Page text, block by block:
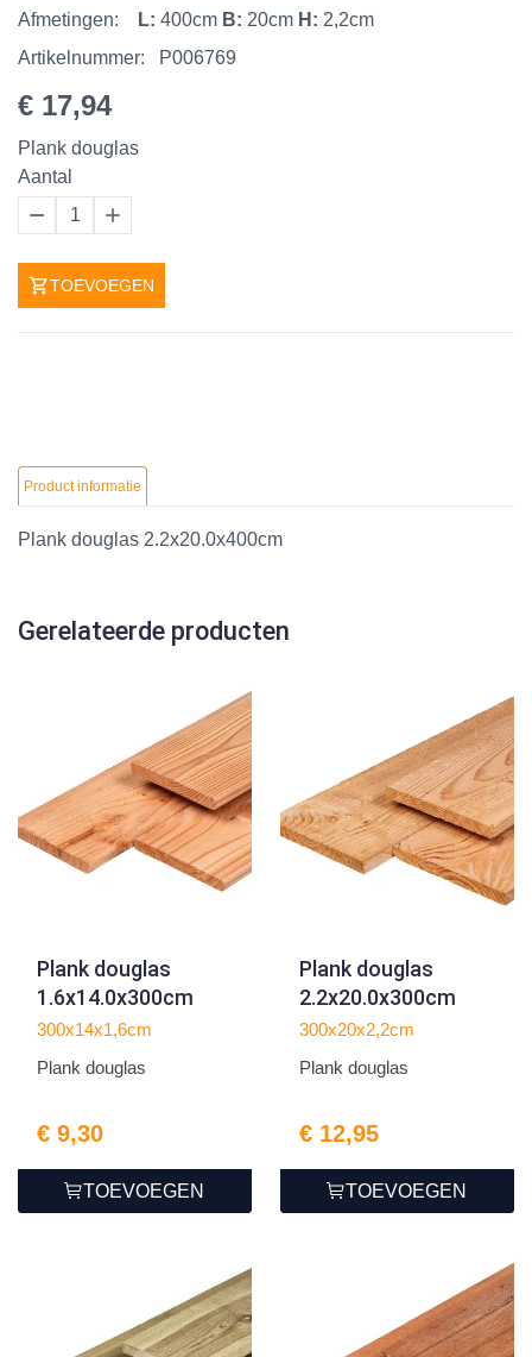
Afmetingen:
L: 400cm B: 20cm H: 2,2cm
Artikelnummer:
P006769
€ 17,94
Plank douglas
Aantal
1
TOEVOEGEN
Product informatie
Plank douglas 2.2x20.0x400cm
Gerelateerde producten
Plank douglas
1.6x14.0x300cm
300x14x1,6cm
Plank douglas
€ 9,30
TOEVOEGEN
Plank douglas
2.2x20.0x300cm
300x20x2,2cm
Plank douglas
€ 12,95
TOEVOEGEN